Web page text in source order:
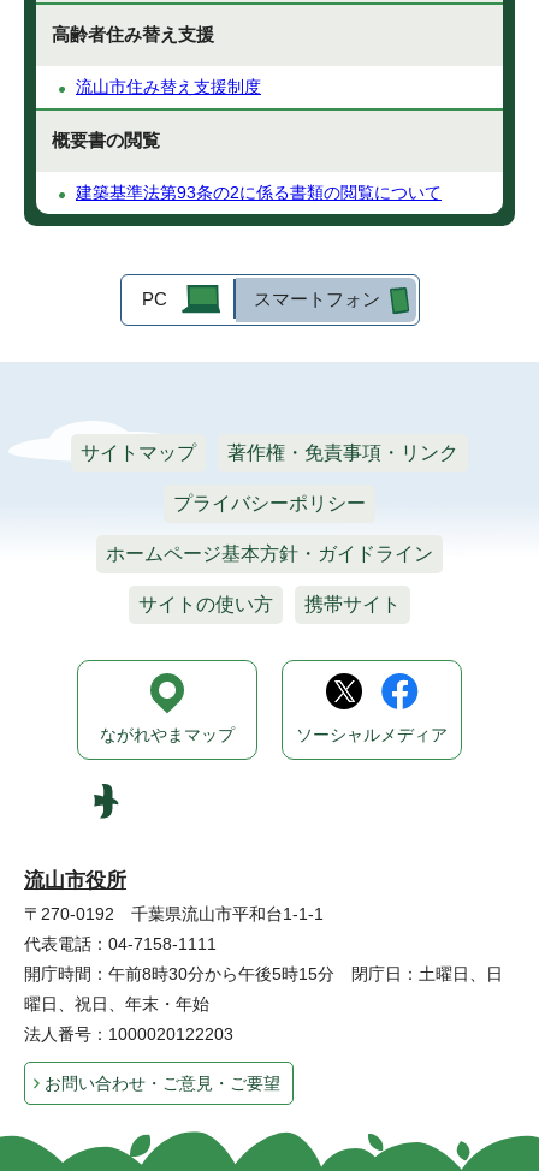
高齢者住み替え支援
流山市住み替え支援制度
概要書の閲覧
建築基準法第93条の2に係る書類の閲覧について
PC スマートフォン
サイトマップ 著作権・免責事項・リンク
プライバシーポリシー
ホームページ基本方針・ガイドライン
サイトの使い方 携帯サイト
流山市役所
〒270-0192 千葉県流山市平和台1-1-1
代表電話：04-7158-1111
開庁時間：午前8時30分から午後5時15分 閉庁日：土曜日、日
曜日、祝日、年末・年始
法人番号：1000020122203
お問い合わせ・ご意見・ご要望
ながれやまマップ ソーシャルメディア